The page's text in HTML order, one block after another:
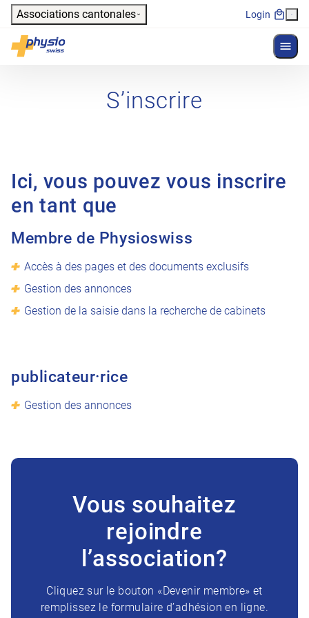
Header
Associations cantonales Login
Physioswiss
Navigation principale
S’inscrire
Ici, vous pouvez vous inscrire
en tant que
Membre de Physioswiss
Accès à des pages et des documents exclusifs
Gestion des annonces
Gestion de la saisie dans la recherche de cabinets
publicateur·rice
Gestion des annonces
Vous souhaitez
rejoindre
l’association?
Cliquez sur le bouton «Devenir membre» et
remplissez le formulaire d’adhésion en ligne.